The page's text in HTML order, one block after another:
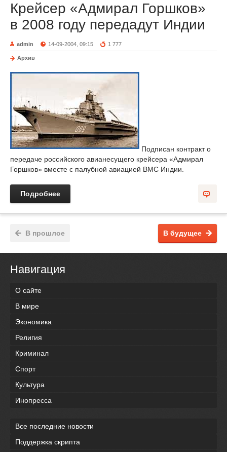
Крейсер «Адмирал Горшков»
в 2008 году передадут Индии
admin 14-09-2004, 09:15 1 777
Архив
Подписан контракт о
передаче российского авианесущего крейсера «Адмирал
Горшков» вместе с палубной авиацией ВМС Индии.
Подробнее
В будущее
В прошлое
Навигация
О сайте
В мире
Экономика
Религия
Криминал
Спорт
Культура
Инопресса
Все последние новости
Поддержка скрипта